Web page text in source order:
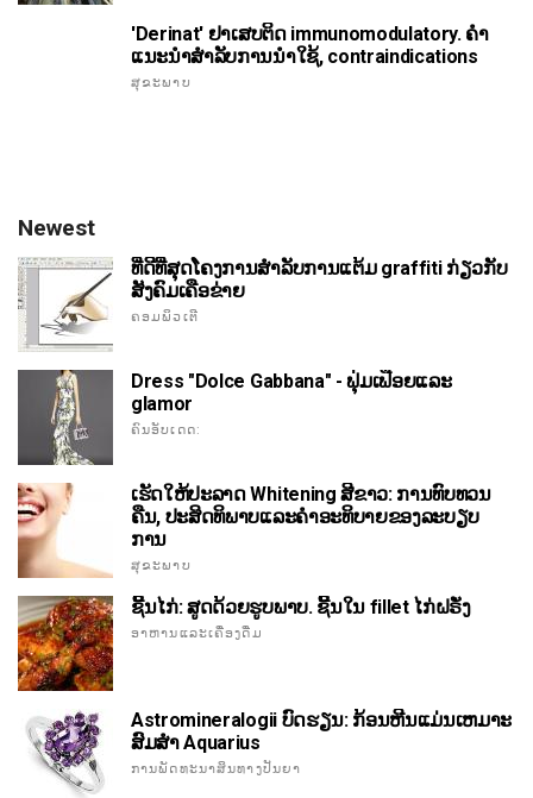
'Derinat' ຢາເສບຕິດ immunomodulatory. ຄໍາ
ແນະນໍາສໍາລັບການນໍາໃຊ້, contraindications
ສຸຂະພາບ
Newest
ທີ່ດີທີ່ສຸດໂຄງການສໍາລັບການແຕ້ມ graffiti ກ່ຽວກັບ
ສັງຄົມເຄືອຂ່າຍ
ຄອມພິວເຕີ
Dress "Dolce Gabbana" - ຟຸ່ມເຟືອຍແລະ
glamor
ຄົນອັບເດດ:
ເຮັດໃຫ້ປະລາດ Whitening ສີຂາວ: ການທົບທວນ
ຄືນ, ປະສິດທິພາບແລະຄໍາອະທິບາຍຂອງລະບຽບ
ການ
ສຸຂະພາບ
ຊີ້ນໄກ່: ສູດດ້ວຍຮູບພາບ. ຊີ້ນໃນ fillet ໄກ່ຝຣັ່ງ
ອາຫານແລະເຄື່ອງດື່ມ
Astromineralogii ບົດຮຽນ: ກ້ອນຫີນແມ່ນເຫມາະ
ສົມສໍາ Aquarius
ການພັດທະນາສິນທາງປັນຍາ